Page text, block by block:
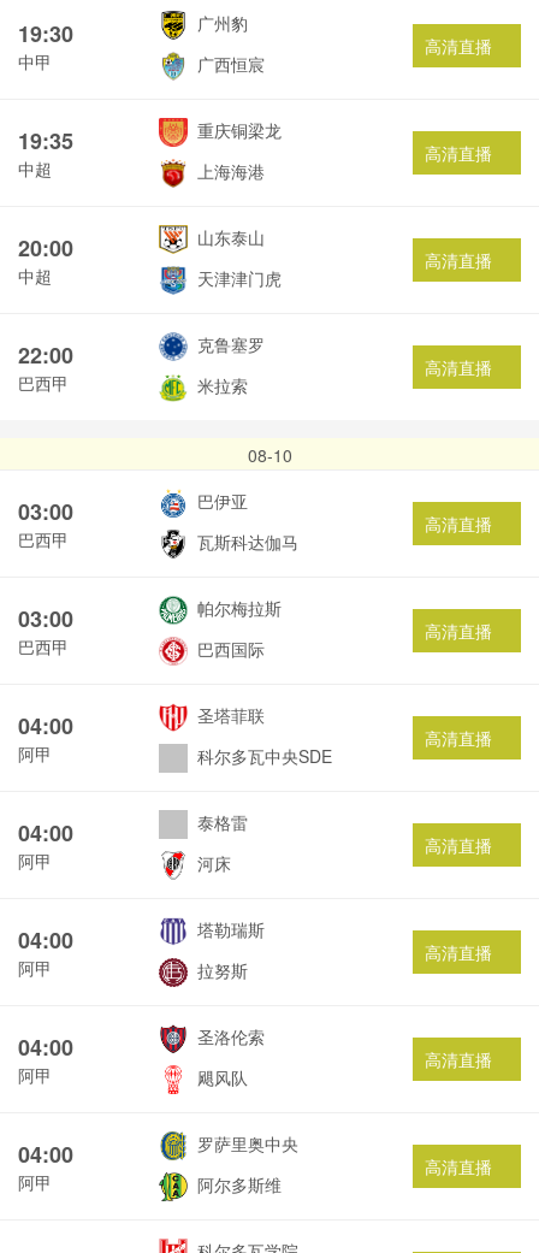
19:30
中甲
广州豹
广西恒宸
高清直播
19:35
中超
重庆铜梁龙
上海海港
高清直播
20:00
中超
山东泰山
天津津门虎
高清直播
22:00
巴西甲
克鲁塞罗
米拉索
高清直播
08-10
03:00
巴西甲
巴伊亚
瓦斯科达伽马
高清直播
03:00
巴西甲
帕尔梅拉斯
巴西国际
高清直播
04:00
阿甲
圣塔菲联
科尔多瓦中央SDE
高清直播
04:00
阿甲
泰格雷
河床
高清直播
04:00
阿甲
塔勒瑞斯
拉努斯
高清直播
04:00
阿甲
圣洛伦索
飓风队
高清直播
04:00
阿甲
罗萨里奥中央
阿尔多斯维
高清直播